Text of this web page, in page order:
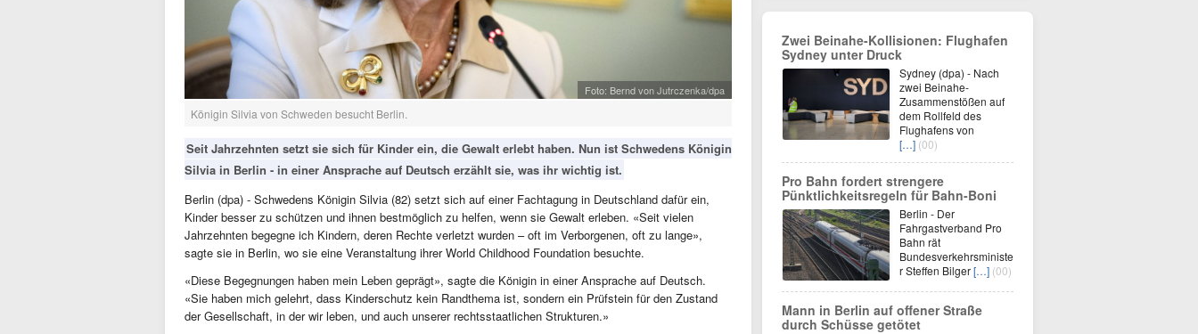
Foto: Bernd von Jutrczenka/dpa
Königin Silvia von Schweden besucht Berlin.
Seit Jahrzehnten setzt sie sich für Kinder ein, die Gewalt erlebt haben. Nun ist Schwedens Königin
Silvia in Berlin - in einer Ansprache auf Deutsch erzählt sie, was ihr wichtig ist.
Berlin (dpa) - Schwedens Königin Silvia (82) setzt sich auf einer Fachtagung in Deutschland dafür ein,
Kinder besser zu schützen und ihnen bestmöglich zu helfen, wenn sie Gewalt erleben. «Seit vielen
Jahrzehnten begegne ich Kindern, deren Rechte verletzt wurden – oft im Verborgenen, oft zu lange»,
sagte sie in Berlin, wo sie eine Veranstaltung ihrer World Childhood Foundation besuchte.
«Diese Begegnungen haben mein Leben geprägt», sagte die Königin in einer Ansprache auf Deutsch.
«Sie haben mich gelehrt, dass Kinderschutz kein Randthema ist, sondern ein Prüfstein für den Zustand
der Gesellschaft, in der wir leben, und auch unserer rechtsstaatlichen Strukturen.»
Zwei Beinahe-Kollisionen: Flughafen
Sydney unter Druck
Sydney (dpa) - Nach
zwei Beinahe-
Zusammenstößen auf
dem Rollfeld des
Flughafens von
[…] (00)
Pro Bahn fordert strengere
Pünktlichkeitsregeln für Bahn-Boni
Berlin - Der
Fahrgastverband Pro
Bahn rät
Bundesverkehrsministe
r Steffen Bilger[…] (00)
Mann in Berlin auf offener Straße
durch Schüsse getötet